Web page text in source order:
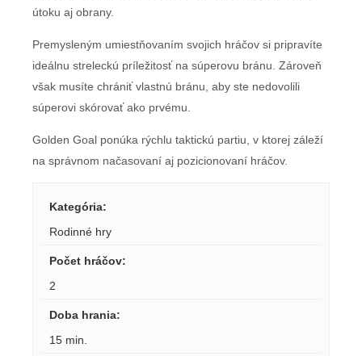
útoku aj obrany.
Premysleným umiestňovaním svojich hráčov si pripravíte
ideálnu streleckú príležitosť na súperovu bránu. Zároveň
však musíte chrániť vlastnú bránu, aby ste nedovolili
súperovi skórovať ako prvému.
Golden Goal ponúka rýchlu taktickú partiu, v ktorej záleží
na správnom načasovaní aj pozicionovaní hráčov.
Kategória:
Rodinné hry
Počet hráčov:
2
Doba hrania:
15 min.